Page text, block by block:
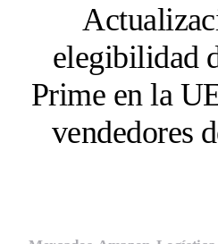
elegibilidad
Prime en la
vendedores